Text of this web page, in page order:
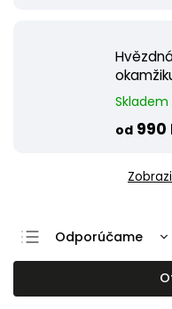
Skladem
od 990
Odporúčame
Najlacnejšie
Najdrahšie